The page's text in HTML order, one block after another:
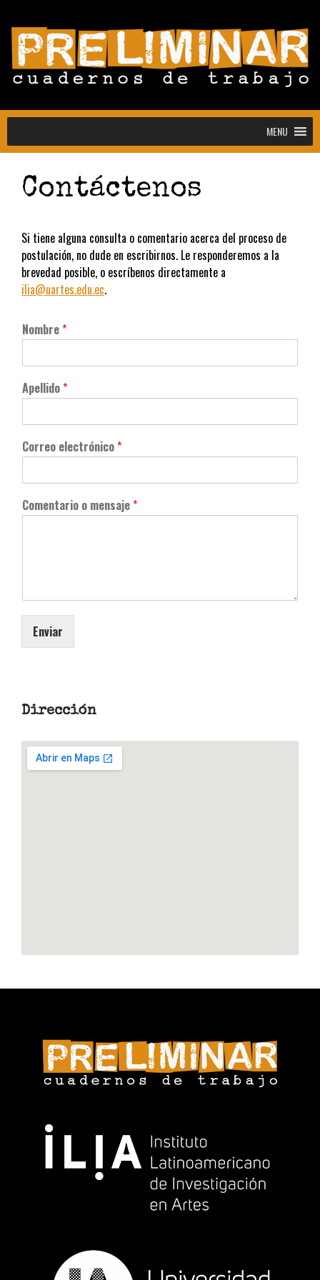
MENU
Convocatoria: Noctografías –
Escrituras para sostener la noche
Convocatoria abierta de Preliminar,
Convocatoria Preliminar: 3ra
Hamilton Rodríguez
MENU
Contáctenos
Si tiene alguna consulta o comentario acerca del proceso de
postulación, no dude en escribirnos. Le responderemos a la
brevedad posible, o escríbenos directamente a
ilia@uartes.edu.ec.
Nombre*
Apellido*
Correo electrónico*
Comentario o mensaje*
Enviar
Dirección